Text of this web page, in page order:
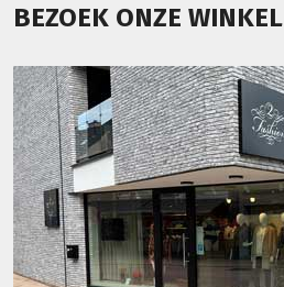
BEZOEK ONZE WINKEL